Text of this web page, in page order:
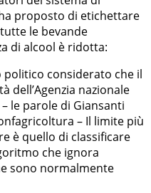
proposto di etichettare
le bevande
di alcool è ridotta:
politico considerato che il
dell’Agenzia nazionale
le parole di Giansanti
– Il limite più
è quello di classificare
che ignora
sono normalmente